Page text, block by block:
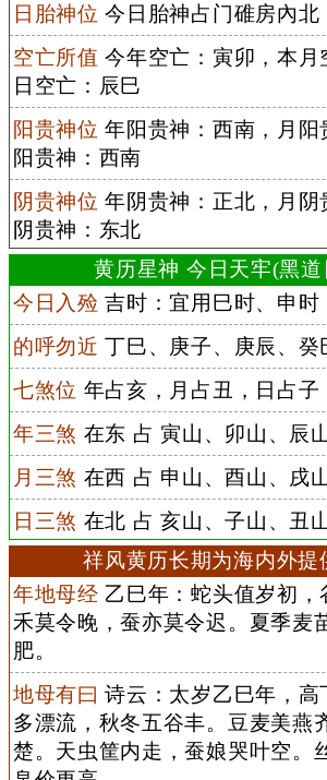
日胎神位 今日胎神占门碓房內北
空亡所值 今年空亡：寅卯，本月
日空亡：辰巳
阳贵神位 年阳贵神：西南，月阳
阳贵神：西南
阴贵神位 年阴贵神：正北，月阴
阴贵神：东北
黄历星神 今日天牢(黑道
今日入殓 吉时：宜用巳时、申时
的呼勿近 丁巳、庚子、庚辰、癸
七煞位 年占亥，月占丑，日占子
年三煞 在东 占 寅山、卯山、辰
月三煞 在西 占 申山、酉山、戌
日三煞 在北 占 亥山、子山、丑
祥风黄历长期为海内外提
年地母经 乙巳年：蛇头值岁初
禾莫令晚，蚕亦莫令迟。夏季麦
肥。
地母有曰 诗云：太岁乙巳年，高
多漂流，秋冬五谷丰。豆麦美燕
楚。天虫筐内走，蚕娘哭叶空。